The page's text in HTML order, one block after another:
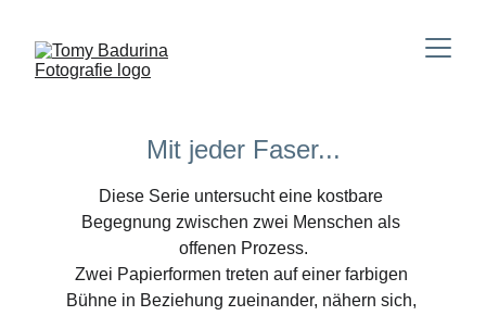
Mit jeder Faser...
Diese Serie untersucht eine kostbare
Begegnung zwischen zwei Menschen als
offenen Prozess.
Zwei Papierformen treten auf einer farbigen
Bühne in Beziehung zueinander, nähern sich,